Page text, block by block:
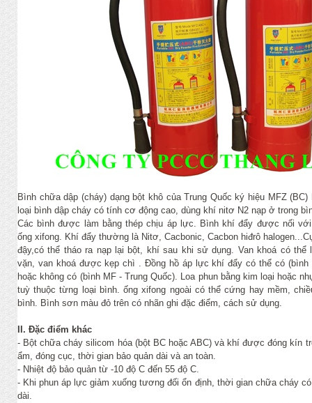
Bình chữa dập (cháy) dạng bột khô của Trung Quốc ký hiệu MFZ (BC)
loại bình dập cháy có tính cơ động cao, dùng khí nitơ N2 nạp ở trong
Các bình được làm bằng thép chịu áp lực. Bình khí đẩy được nối
ống xifong. Khí đẩy thường là Nitơ, Cacbonic, Cacbon hiđrô
đậy,có thể tháo ra nạp lại bột, khí sau khi sử dụng. Van khoá có thể
vặn, van khoá được kẹp chì . Đồng hồ áp lực khí đẩy có thể có (bình
hoặc không có (bình MF - Trung Quốc). Loa phun bằng kim loại hoặc
tuỳ thuộc từng loại bình. ống xifong ngoài có thể cứng hay mềm,
bình. Bình sơn màu đỏ trên có nhãn ghi đặc điểm, cách sử dụng.
II. Đặc điểm khác
- Bột chữa cháy silicom hóa (bột BC hoặc ABC) và khí được đóng kín
ẩm, đóng cục, thời gian bảo quản dài và an toàn.
- Nhiệt độ bảo quản từ -10 độ C đến 55 độ C.
- Khi phun áp lực giảm xuống tương đối ổn định, thời gian chữa cháy
dài.